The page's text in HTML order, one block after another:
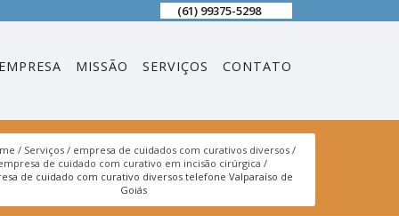
(61) 99375-5298
MISSÃO SERVIÇOS CONTATO
Serviços
empresa de cuidados com curativos diversos
de cuidado com curativo em incisão cirúrgica
de cuidado com curativo diversos telefone Valparaíso de
Goiás